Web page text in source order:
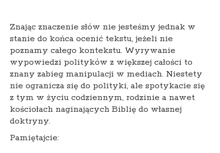
Znając znaczenie słów nie jesteśmy jednak w
stanie do końca ocenić tekstu, jeżeli nie
poznamy całego kontekstu. Wyrywanie
wypowiedzi polityków z większej całości to
znany zabieg manipulacji w mediach. Niestety
nie ogranicza się do polityki, ale spotykacie się
z tym w życiu codziennym, rodzinie a nawet
kościołach naginających Biblię do własnej
doktryny.
Pamiętajcie: